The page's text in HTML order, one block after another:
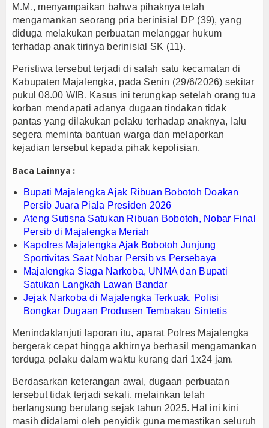
PWHI Kota Tangerang Minta Dugaan Intimidasi
PWI dan AFPI Perkuat Literasi Keuangan,
Nurhadi Anggota Komisi IX DPR RI Getol Kritisi
Bupati Majalengka Ajak Ribuan Bobotoh Doakan
Ateng Sutisna Satukan Ribuan Bobotoh, Nobar
M.M., menyampaikan bahwa pihaknya telah
mengamankan seorang pria berinisial DP (39), yang
diduga melakukan perbuatan melanggar hukum
terhadap anak tirinya berinisial SK (11).
Peristiwa tersebut terjadi di salah satu kecamatan di
Kabupaten Majalengka, pada Senin (29/6/2026) sekitar
pukul 08.00 WIB. Kasus ini terungkap setelah orang tua
korban mendapati adanya dugaan tindakan tidak
pantas yang dilakukan pelaku terhadap anaknya, lalu
segera meminta bantuan warga dan melaporkan
kejadian tersebut kepada pihak kepolisian.
Baca Lainnya :
Bupati Majalengka Ajak Ribuan Bobotoh Doakan
Persib Juara Piala Presiden 2026
Ateng Sutisna Satukan Ribuan Bobotoh, Nobar Final
Persib di Majalengka Meriah
Kapolres Majalengka Ajak Bobotoh Junjung
Sportivitas Saat Nobar Persib vs Persebaya
Majalengka Siaga Narkoba, UNMA dan Bupati
Satukan Langkah Lawan Bandar
Jejak Narkoba di Majalengka Terkuak, Polisi
Bongkar Dugaan Produsen Tembakau Sintetis
Menindaklanjuti laporan itu, aparat Polres Majalengka
bergerak cepat hingga akhirnya berhasil mengamankan
terduga pelaku dalam waktu kurang dari 1x24 jam.
Berdasarkan keterangan awal, dugaan perbuatan
tersebut tidak terjadi sekali, melainkan telah
berlangsung berulang sejak tahun 2025. Hal ini kini
masih didalami oleh penyidik guna memastikan seluruh